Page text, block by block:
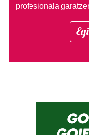
profesionala